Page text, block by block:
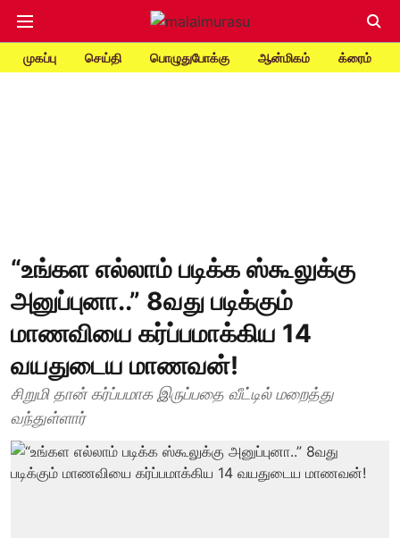
முகப்பு செய்தி பொழுதுபோக்கு ஆன்மிகம் க்ரைம்
“உங்கள எல்லாம் படிக்க ஸ்கூலுக்கு
அனுப்புனா..” 8வது படிக்கும்
மாணவியை கர்ப்பமாக்கிய 14
வயதுடைய மாணவன்!
சிறுமி தான் கர்ப்பமாக இருப்பதை வீட்டில் மறைத்து
வந்துள்ளார்